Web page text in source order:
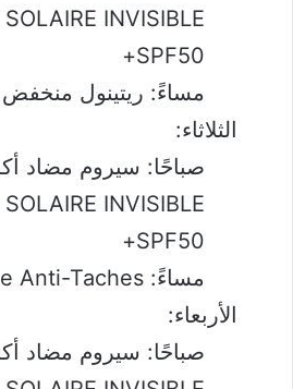
INVISIBLE
SPF50+
مساءً: ريتينول
الثلاثاء:
INVISIBLE
SPF50+
مساءً: Crème Anti-Taches + مرطب
الأربعاء: